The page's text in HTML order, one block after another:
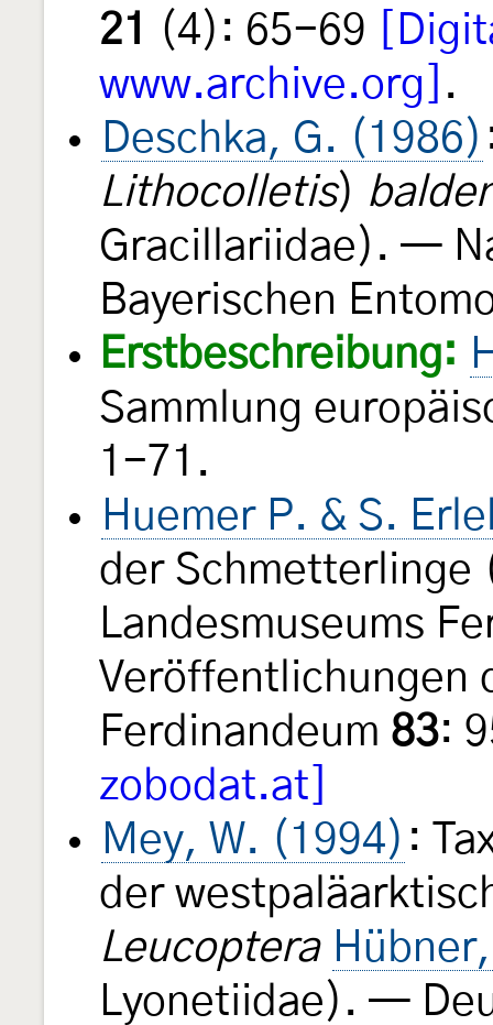
21
(4): 65-69
www.archive.org]
.
Deschka, G. (1986)
Lithocolletis)
Gracillariidae). —
Bayerischen
Erstbeschreibung:
Sammlung
1-71.
Huemer P. & S.
der Schmetterlinge
Landesmuseums
Veröffentlichungen
Ferdinandeum 83:
zobodat.at]
Mey, W. (1994) :
der
Leucoptera
Lyonetiidae). —